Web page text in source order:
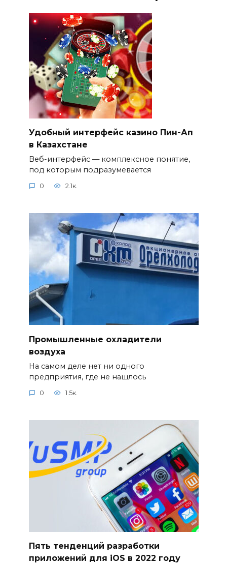
Удобный интерфейс казино Пин-Ап
в Казахстане
Веб-интерфейс — комплексное понятие,
под которым подразумевается
0 2.1к.
Промышленные охладители
воздуха
На самом деле нет ни одного
предприятия, где не нашлось
0 1.5к.
Пять тенденций разработки
приложений для iOS в 2022 году